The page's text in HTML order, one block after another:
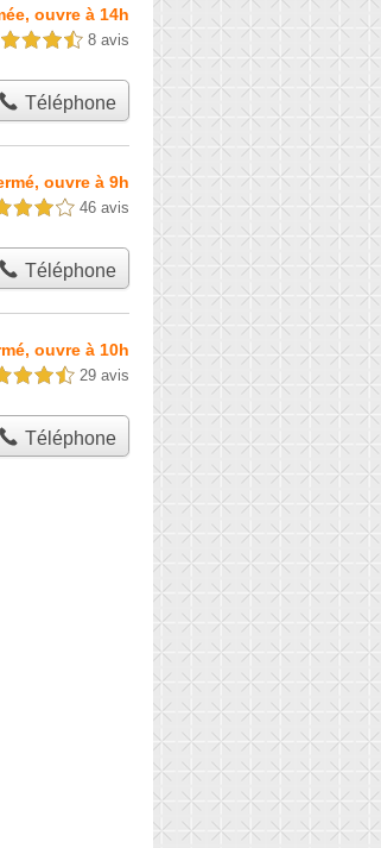
ouvre à 14h
étoiles sur 5 8 avis
Téléphone
ouvre à 9h
sur 5 46 avis
Téléphone
ouvre à 10h
sur 5 29 avis
Téléphone